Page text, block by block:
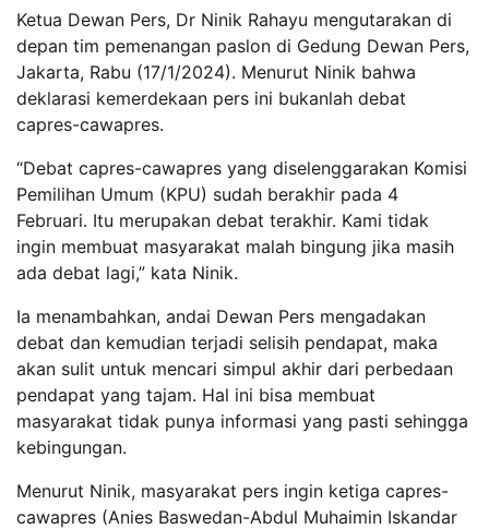
Ketua Dewan Pers, Dr Ninik Rahayu mengutarakan di
depan tim pemenangan paslon di Gedung Dewan Pers,
Jakarta, Rabu (17/1/2024). Menurut Ninik bahwa
deklarasi kemerdekaan pers ini bukanlah debat
capres-cawapres.
“Debat capres-cawapres yang diselenggarakan Komisi
Pemilihan Umum (KPU) sudah berakhir pada 4
Februari. Itu merupakan debat terakhir. Kami tidak
ingin membuat masyarakat malah bingung jika masih
ada debat lagi,” kata Ninik.
Ia menambahkan, andai Dewan Pers mengadakan
debat dan kemudian terjadi selisih pendapat, maka
akan sulit untuk mencari simpul akhir dari perbedaan
pendapat yang tajam. Hal ini bisa membuat
masyarakat tidak punya informasi yang pasti sehingga
kebingungan.
Menurut Ninik, masyarakat pers ingin ketiga capres-
cawapres (Anies Baswedan-Abdul Muhaimin Iskandar